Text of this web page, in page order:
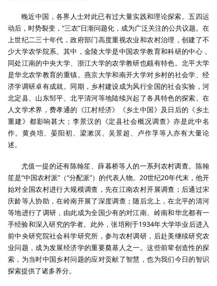
晚近中国，各界人士对此已有过大量实践和理论探索。五四运
动后，时势裂变，“三农”日渐问题化，成为广泛关注的公共议题。在
上世纪二三十年代，政府部门高度重视农业和农村治理，创建了不
少大学农学院系。其中，金陵大学是中国农学教育和科研的中心，
同处江南的中央大学、浙江大学的农学教研也颇有特色。北平大学
是华北农学教育的重镇。燕京大学和南开大学对乡村的社会学、经
济学调研卓有成就。同期，乡村建设成为风行全国的社会实验，河
北定县、山东邹平、北平清河等地陆续兴起了各具特色的探索。在
人文学术界，费孝通的《江村经济》《乡土中国》及日后的《乡土
重建》都影响甚大；李景汉的《定县社会概况调查》亦是此中名
作。黄炎培、晏阳初、梁漱溟、吴景超、卢作孚等人亦有大量论
述。
尤值一提的还有陈翰笙、薛暮桥等人的一系列农村调查。陈翰
笙是“中国农村派”（“分配派”）的代表人物。20世纪20年代末，他开
始对全国农村进行大规模调查，先在江南农村开展调查；后通过宋
庆龄等人协助，在岭南开展了深度调查；随后北上，在北平的清河
等地进行了调研，由此成为全国少有的对江南、岭南和华北都有一
手经验和深入研究的学者。此外，张培刚于1934年大学毕业后进入
前中央研究院社会科学研究所，参与农村调研，后赴美继续研究农
业问题，成为发展经济学的重要奠基人之一。这些前辈创造性的探
索，为当时中国乡村问题的应对贡献了智慧，也为我们今日的智识
探索提供了诸多养分。